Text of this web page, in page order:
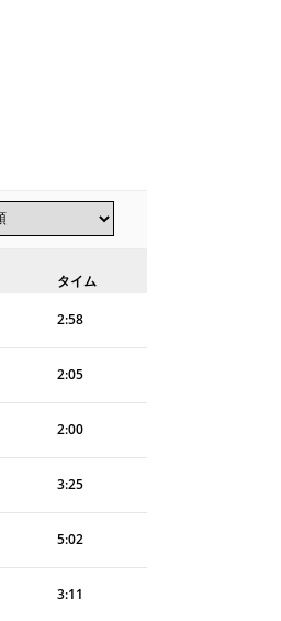
タイム
2:58
2:05
2:00
3:25
5:02
3:11